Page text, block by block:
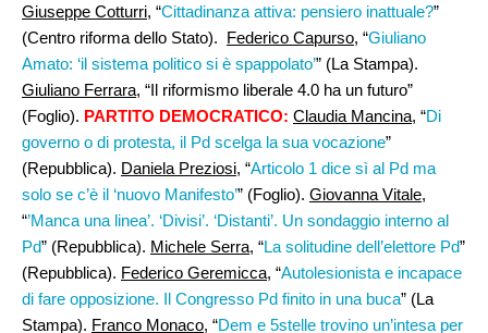
Giuseppe Cotturri, “Cittadinanza attiva: pensiero inattuale?”
(Centro riforma dello Stato). Federico Capurso, “Giuliano
Amato: ‘il sistema politico si è spappolato’” (La Stampa).
Giuliano Ferrara, “Il riformismo liberale 4.0 ha un futuro”
(Foglio). PARTITO DEMOCRATICO: Claudia Mancina, “Di
governo o di protesta, il Pd scelga la sua vocazione”
(Repubblica). Daniela Preziosi, “Articolo 1 dice sì al Pd ma
solo se c’è il ‘nuovo Manifesto’” (Foglio). Giovanna Vitale,
“’Manca una linea’. ‘Divisi’. ‘Distanti’. Un sondaggio interno al
Pd” (Repubblica). Michele Serra, “La solitudine dell’elettore Pd”
(Repubblica). Federico Geremicca, “Autolesionista e incapace
di fare opposizione. Il Congresso Pd finito in una buca” (La
Stampa). Franco Monaco, “Dem e 5stelle trovino un’intesa per